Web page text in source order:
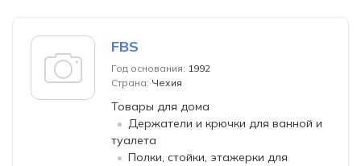
FBS
Год основания: 1992
Страна: Чехия
Товары для дома
Держатели и крючки для ванной и
туалета
Полки, стойки, этажерки для